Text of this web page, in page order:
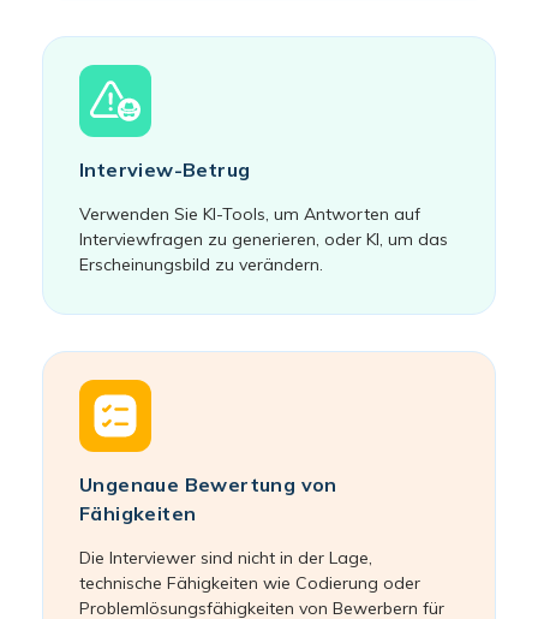
Interview-Betrug
Verwenden Sie KI-Tools, um Antworten auf
Interviewfragen zu generieren, oder KI, um das
Erscheinungsbild zu verändern.
Ungenaue Bewertung von
Fähigkeiten
Die Interviewer sind nicht in der Lage,
technische Fähigkeiten wie Codierung oder
Problemlösungsfähigkeiten von Bewerbern für